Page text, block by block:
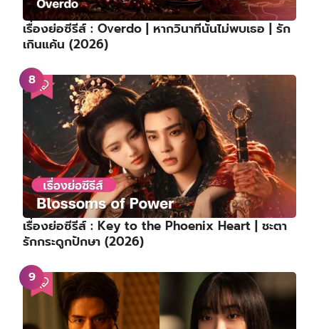
เรื่องย่อซีรีส์ : Overdo | หากวินาทีนั้นไม่พบเธอ | รัก
เกินแค้น (2026)
เรื่องย่อซีรีส์ : Key to the Phoenix Heart | ชะตา
รักกระดูกปักษา (2026)